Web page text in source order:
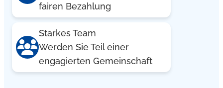
fairen Bezahlung
Starkes Team
Werden Sie Teil einer
engagierten Gemeinschaft